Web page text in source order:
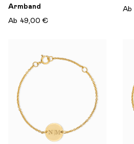
Armband
Ab 49,00 €
Ab